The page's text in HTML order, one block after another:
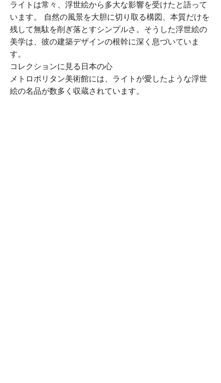
ライトは常々、浮世絵から多大な影響を受けたと語って
います。 自然の風景を大胆に切り取る構図、本質だけを
残して無駄を削ぎ落とすシンプルさ。そうした浮世絵の
美学は、彼の建築デザインの根幹に深く息づいていま
す。
コレクションに見る日本の心
メトロポリタン美術館には、ライトが愛したような浮世
絵の名品が数多く収蔵されています。